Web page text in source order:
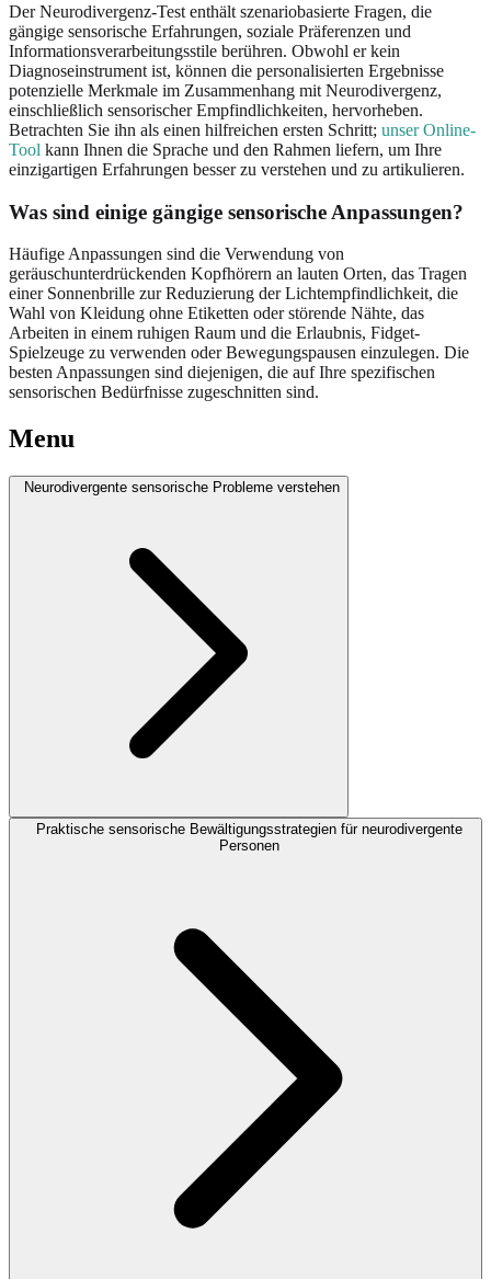
Der Neurodivergenz-Test enthält szenariobasierte Fragen, die
gängige sensorische Erfahrungen, soziale Präferenzen und
Informationsverarbeitungsstile berühren. Obwohl er kein
Diagnoseinstrument ist, können die personalisierten Ergebnisse
potenzielle Merkmale im Zusammenhang mit Neurodivergenz,
einschließlich sensorischer Empfindlichkeiten, hervorheben.
Betrachten Sie ihn als einen hilfreichen ersten Schritt; unser Online-
Tool kann Ihnen die Sprache und den Rahmen liefern, um Ihre
einzigartigen Erfahrungen besser zu verstehen und zu artikulieren.
Was sind einige gängige sensorische Anpassungen?
Häufige Anpassungen sind die Verwendung von
geräuschunterdrückenden Kopfhörern an lauten Orten, das Tragen
einer Sonnenbrille zur Reduzierung der Lichtempfindlichkeit, die
Wahl von Kleidung ohne Etiketten oder störende Nähte, das
Arbeiten in einem ruhigen Raum und die Erlaubnis, Fidget-
Spielzeuge zu verwenden oder Bewegungspausen einzulegen. Die
besten Anpassungen sind diejenigen, die auf Ihre spezifischen
sensorischen Bedürfnisse zugeschnitten sind.
Menu
Neurodivergente sensorische Probleme verstehen
Praktische sensorische Bewältigungsstrategien für neurodivergente
Personen